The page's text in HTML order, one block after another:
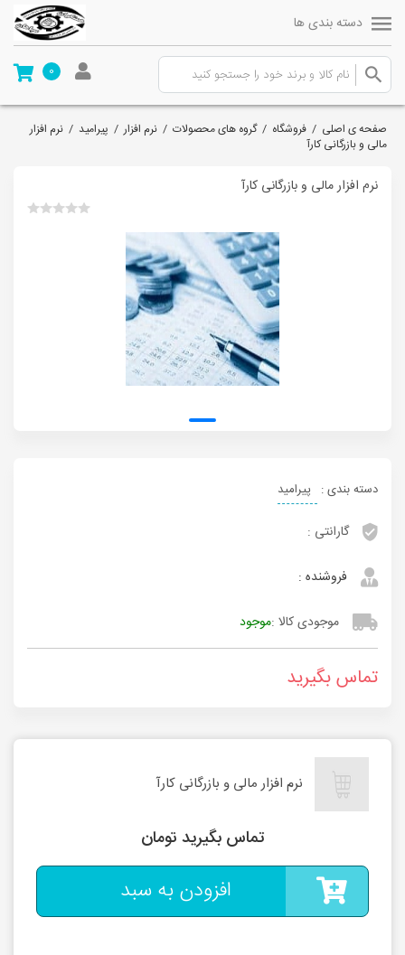
دسته بندی ها
0
صفحه ی اصلی / فروشگاه /گروه های محصولات / نرم افزار/ پیرامید / نرم افزار
مالی و بازرگانی کارآ
نرم افزار مالی و بازرگانی کارآ
دسته بندی : پیرامید
گارانتی :
فروشنده :
موجودی کالا :موجود
تماس بگیرید
نرم افزار مالی و بازرگانی کارآ
تماس بگیرید تومان
افزودن به سبد